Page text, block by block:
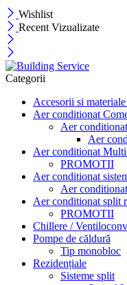
Wishlist
Recent Vizualizate
Categorii
Accesorii si
Aer conditionat
Aer
Aer
Aer conditionat
PROMOTII
Aer conditionat
Aer
Aer conditionat split
PROMOTII
Chillere /
Pompe de căldură
Tip monobloc
Rezidențiale
Sisteme split